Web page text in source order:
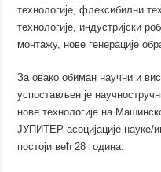
технологије, флексибилни
технологије, индустријски
монтажу, нове генерације
За овако обиман научни и
успостављен је
нове технологије на
ЈУПИТЕР асоцијације науке/
постоји већ 28 година.